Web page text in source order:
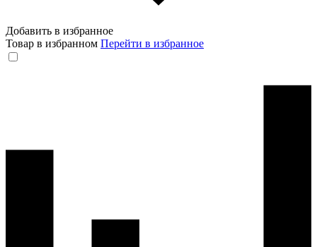
Добавить в избранное
Товар в избранном Перейти в избранное